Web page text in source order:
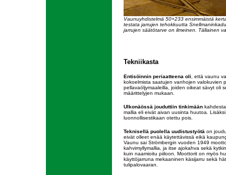
Vaunuyhdistelmä 50+233 ensimmäistä
testata jarrujen tehokkuutta
jarrujen säätötarve on ilmeinen. Tällainen
Tekniikasta
Entisöinnin periaatteena oli , että vaunu
kokoelmista saatujen vanhojen valokuvien
pellavaöljymaaleilla, joiden oikeat sävyt oli
määrittelyjen mukaan.
Ulkonäössä jouduttiin tinkimäänkahdesta
mallia eli eivät aivan uusinta huutoa.
luonnollisestikaan otettu pois.
Teknisellä puolella uudistustyötä on
eivät olleet enää käytettävissä eikä
Vaunu sai Strömbergin vuoden 1949
kahvimyllymallia, ja itse ajokahva sekä
kuin naamioitu piiloon. Moottorit on myös
käyttöjarruna mekaaninen käsijarru sekä
tulipalovaaran.